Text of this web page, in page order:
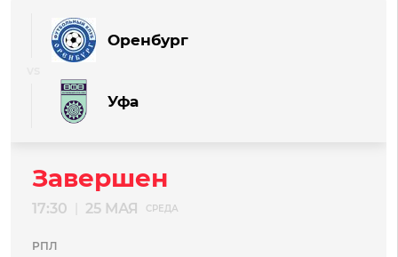
Оренбург
Уфа
Завершен
17:30 25 МАЯ СРЕДА
РПЛ